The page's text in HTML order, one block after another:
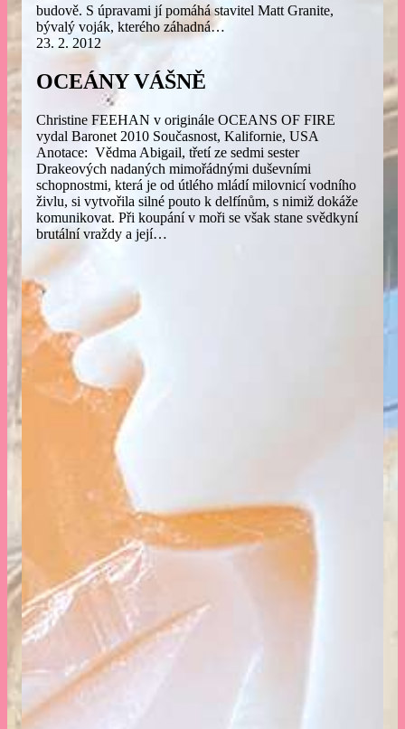
budově. S úpravami jí pomáhá stavitel Matt Granite,
bývalý voják, kterého záhadná…
23. 2. 2012
OCEÁNY VÁŠNĚ
Christine FEEHAN v originále OCEANS OF FIRE
vydal Baronet 2010 Současnost, Kalifornie, USA
Anotace: Vědma Abigail, třetí ze sedmi sester
Drakeových nadaných mimořádnými duševními
schopnostmi, která je od útlého mládí milovnicí vodního
živlu, si vytvořila silné pouto k delfínům, s nimiž dokáže
komunikovat. Při koupání v moři se však stane svědkyní
brutální vraždy a její…